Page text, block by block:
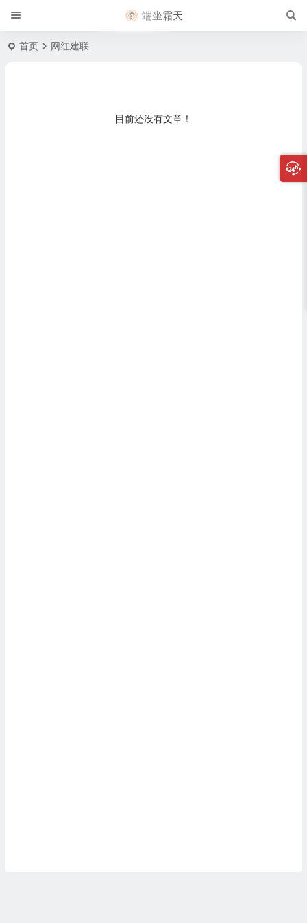
端坐霜天
首页 网红建联
目前还没有文章！